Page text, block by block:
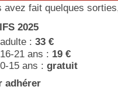
avez fait quelques
2025
adulte : 33 €
16-21 ans : 19 €
0-15 ans : gratuit
adhérer